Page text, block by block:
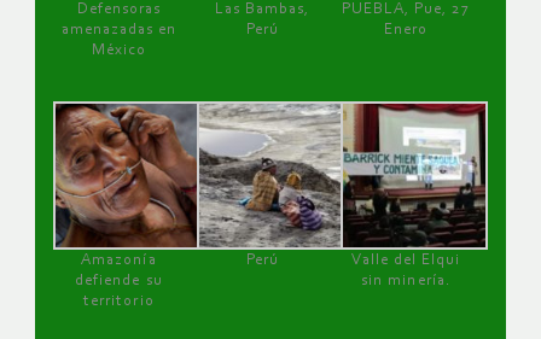
Defensoras
amenazadas en
México
Las Bambas,
Perú
PUEBLA, Pue, 27
Enero
Amazonía
defiende su
territorio
Perú
Valle del Elqui
sin minería.